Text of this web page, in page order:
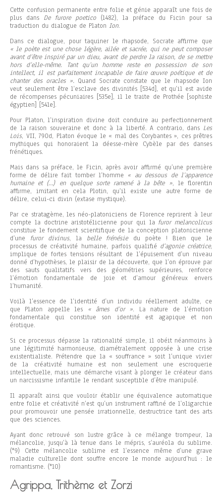
Cette confusion permanente entre folie et génie apparaît une fois de
plus dans De furore poetico (1482), la préface du Ficin pour sa
traduction du dialogue de Platon Ion.
Dans ce dialogue, pour taquiner le rhapsode, Socrate affirme que
« le poète est une chose légère, ailée et sacrée, qui ne peut composer
avant d’être inspiré par un dieu, avant de perdre la raison, de se mettre
hors d’elle-même. Tant qu’un homme reste en possession de son
intellect, il est parfaitement incapable de faire œuvre poétique et de
chanter des oracles ».Quand Socrate constate que le rhapsode Ion
veut seulement être l’esclave des divinités [534d], et qu’il est avide
de récompenses pécuniaires [535e], il le traite de Prothée [sophiste
égyptien] [541e].
Pour Platon, l’inspiration divine doit conduire au perfectionnement
de la raison souveraine et donc à la liberté. A contrario, dans Les
Lois, VII, 790d, Platon évoque le « mal des Corybantes », ces prêtres
mythiques qui honoraient la déesse-mère Cybèle par des danses
frénétiques.
Mais dans sa préface, le Ficin, après avoir affirmé qu’une première
forme de délire fait tomber l’homme « au dessous de l’apparence
humaine et (…) en quelque sorte ramené à la bête », le florentin
affirme, imitant en cela Plotin, qu’il existe une autre forme de
délire, celui-ci divin (extase mystique).
Par ce stratagème, les néo-platoniciens de Florence reprirent à leur
compte la doctrine aristotélicienne pour qui la furor melancolicus
constitue le fondement scientifique de la conception platonicienne
d’une furor divinus, la belle frénésiedu poète ! Bien que le
processus de créativité humaine, parfois qualifié d’agonie créatrice,
implique de fortes tensions résultant de l’épuisement d’un niveau
donné d’hypothèses, le plaisir de la découverte, que l’on éprouve par
des sauts qualitatifs vers des géométries supérieures, renforce
l’émotion fondamentale de joie et d’amour généreux envers
l’humanité.
Voilà l’essence de l’identité d’un individu réellement adulte, ce
que Platon appelle les « âmes d’or ». La nature de l’émotion
fondamentale qui constitue son identité est agapique et non
érotique.
Si ce processus dépasse la rationalité simple, il obéit néanmoins à
une légitimité harmonieuse, diamétralement opposée à une crise
existentialiste. Prétendre que la « souffrance » soit l’unique vivier
de la créativité humaine est non seulement une escroquerie
intellectuelle, mais une démarche visant à plonger le créateur dans
un narcissisme infantile le rendant susceptible d’être manipulé.
Il apparaît ainsi que vouloir établir une équivalence automatique
entre folie et créativité n’est qu’un instrument raffiné de l’oligarchie
pour promouvoir une pensée irrationnelle, destructrice tant des arts
que des sciences.
Ayant donc retrouvé son lustre grâce à ce mélange trompeur, la
mélancolie, jusqu’à là tenue dans le mépris, s’auréola du sublime.
(*9) Cette mélancolie sublime est l’essence même d’une grave
maladie culturelle dont souffre encore le monde aujourd’hui : le
romantisme. (*10)
Agrippa, Trithème et Zorzi